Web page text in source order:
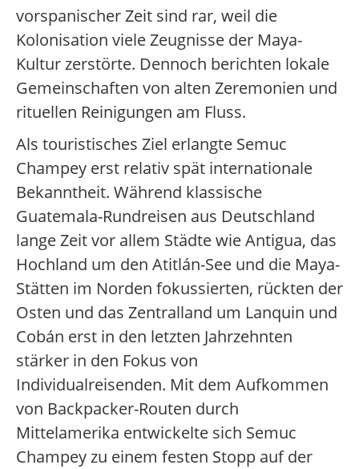
vorspanischer Zeit sind rar, weil die
Kolonisation viele Zeugnisse der Maya-
Kultur zerstörte. Dennoch berichten lokale
Gemeinschaften von alten Zeremonien und
rituellen Reinigungen am Fluss.
Als touristisches Ziel erlangte Semuc
Champey erst relativ spät internationale
Bekanntheit. Während klassische
Guatemala-Rundreisen aus Deutschland
lange Zeit vor allem Städte wie Antigua, das
Hochland um den Atitlán-See und die Maya-
Stätten im Norden fokussierten, rückten der
Osten und das Zentralland um Lanquin und
Cobán erst in den letzten Jahrzehnten
stärker in den Fokus von
Individualreisenden. Mit dem Aufkommen
von Backpacker-Routen durch
Mittelamerika entwickelte sich Semuc
Champey zu einem festen Stopp auf der